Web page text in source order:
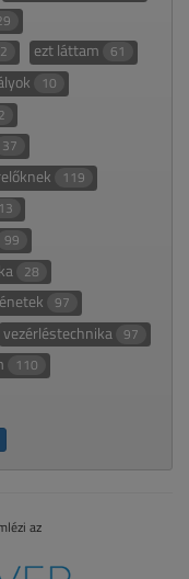
ezt láttam 61
10
37
119
13
99
28
97
vezérléstechnika 97
110
az